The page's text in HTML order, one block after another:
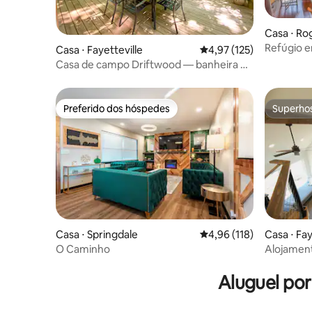
Casa ⋅ Fayetteville 4,97 de uma avaliação
4,97 (125)
Casa de campo Driftwood — banheira de
Casa ⋅
Refúgio
Preferido dos hóspedes
Preferido dos hóspedes
Casa ⋅ Springdale 4,96 de uma avaliação
4,96 (118)
O Caminho
Casa ⋅
Aluguel